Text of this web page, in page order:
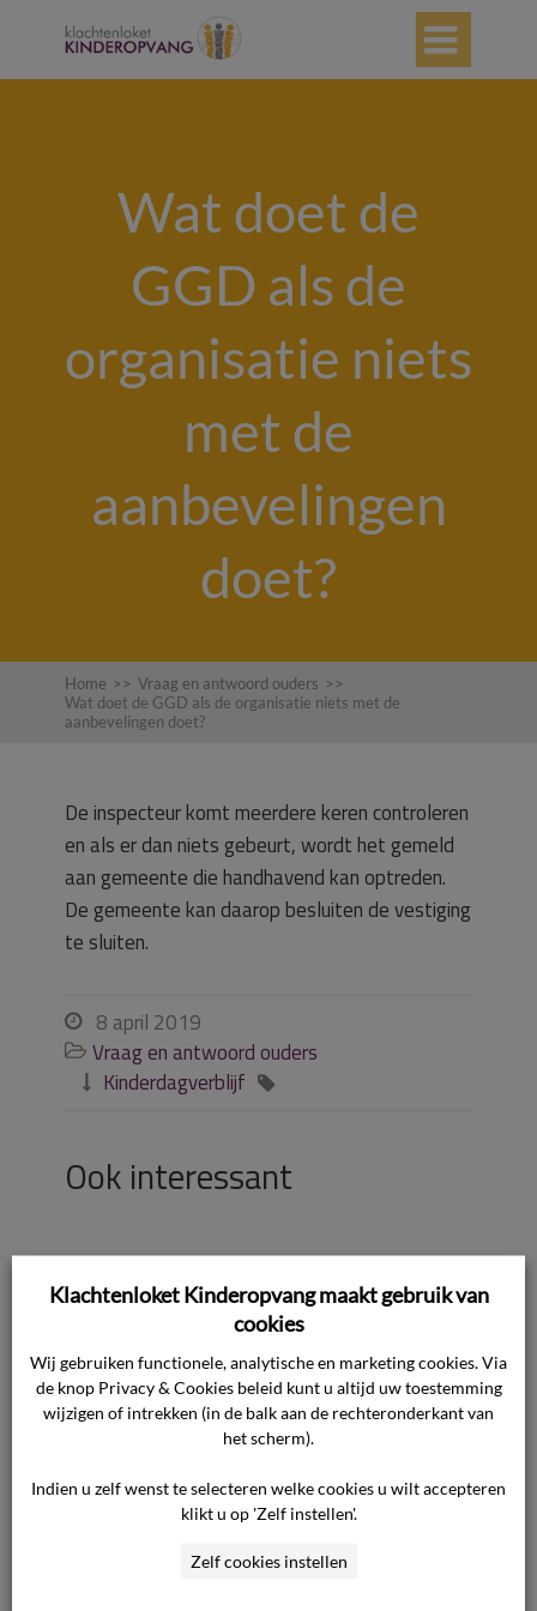

Wat doet de
GGD als de
organisatie niets
met de
aanbevelingen
doet?
Home >> Vraag en antwoord ouders >>
Wat doet de GGD als de organisatie niets met de
aanbevelingen doet?
De inspecteur komt meerdere keren controleren
en als er dan niets gebeurt, wordt het gemeld
aan gemeente die handhavend kan optreden.
De gemeente kan daarop besluiten de vestiging
te sluiten.
 8 april 2019
 Vraag en antwoord ouders
 Kinderdagverblijf 
Ook interessant
Wegens besmettelijke ziekte mag
kind niet naar de opvang, moet de
ouder dan toch betalen?
Hoe kan ik eerdere uitspraken over
de meldcode bekijken?
Hoe gaat Klachtenloket
Zoeken op nummer uitspraak in het
overzicht
Klachtenloket Kinderopvang maakt gebruik van
cookies
Wij gebruiken functionele, analytische en marketing cookies. Via
de knop Privacy & Cookies beleid kunt u altijd uw toestemming
wijzigen of intrekken (in de balk aan de rechteronderkant van
het scherm).
Indien u zelf wenst te selecteren welke cookies u wilt accepteren
klikt u op 'Zelf instellen'.
Zelf cookies instellen